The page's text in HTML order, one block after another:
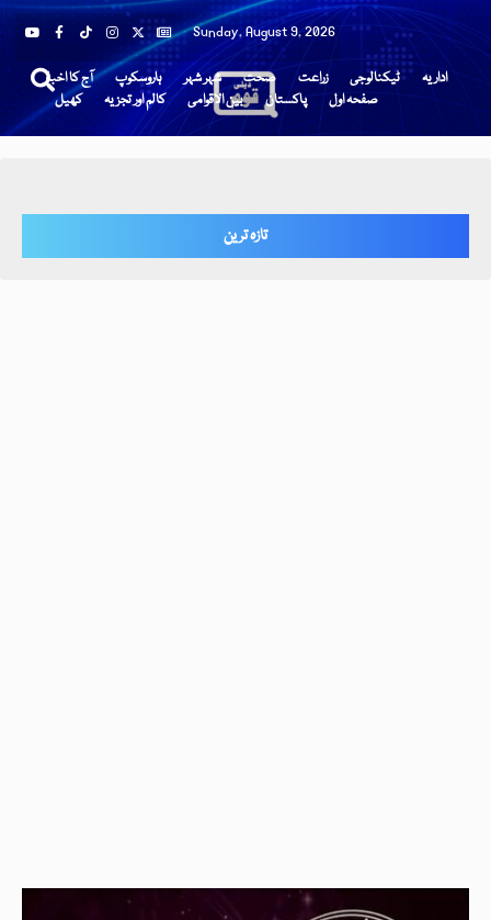
Sunday, August 9, 2026
آج کا اخبار ہاروسکوپ شہر شہر صحت زراعت ٹیکنالوجی
اداریہ
کھیل
کالم اور تجزیہ بین الاقوامی پاکستان صفحہ اول
تازہ ترین